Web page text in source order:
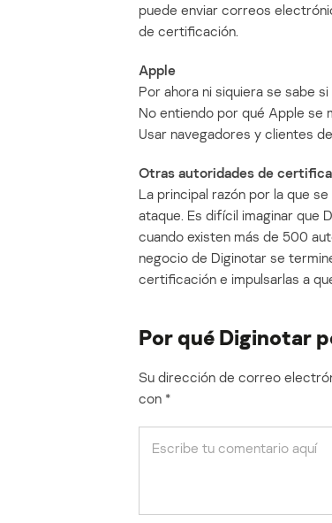
puede enviar correos
de certificación.
Apple
Por ahora ni siquiera se sabe
No entiendo por qué Apple se
Usar navegadores y clientes
Otras autoridades de
La principal razón por la que
ataque. Es difícil imaginar que
cuando existen más de 500
negocio de Diginotar se
certificación e impulsarlas a
Por qué Diginotar
Su dirección de correo
con *